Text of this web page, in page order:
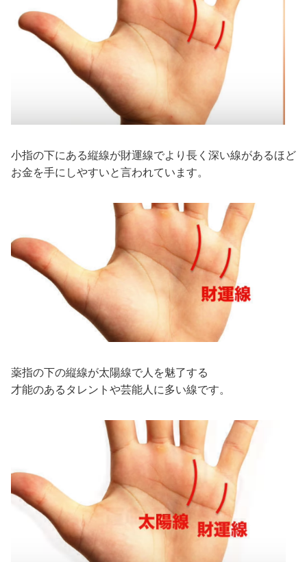
小指の下にある縦線が財運線でより長く深い線があるほど
お金を手にしやすいと言われています。
薬指の下の縦線が太陽線で人を魅了する
才能のあるタレントや芸能人に多い線です。